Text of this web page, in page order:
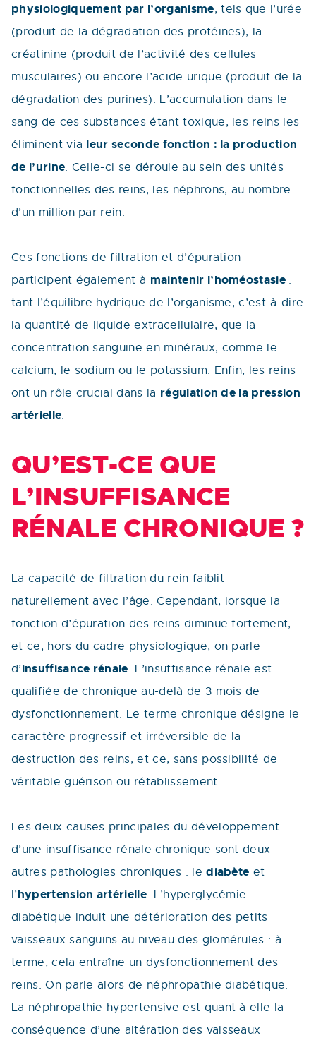
physiologiquement par l’organisme, tels que l’urée
(produit de la dégradation des protéines), la
créatinine (produit de l’activité des cellules
musculaires) ou encore l’acide urique (produit de la
dégradation des purines). L’accumulation dans le
sang de ces substances étant toxique, les reins les
éliminent via leur seconde fonction : la production
de l’urine. Celle-ci se déroule au sein des unités
fonctionnelles des reins, les néphrons, au nombre
d’un million par rein.
Ces fonctions de filtration et d’épuration
participent également à maintenir l’homéostasie :
tant l’équilibre hydrique de l’organisme, c’est-à-dire
la quantité de liquide extracellulaire, que la
concentration sanguine en minéraux, comme le
calcium, le sodium ou le potassium. Enfin, les reins
ont un rôle crucial dans la régulation de la pression
artérielle.
QU’EST-CE QUE
L’INSUFFISANCE
RÉNALE CHRONIQUE ?
La capacité de filtration du rein faiblit
naturellement avec l’âge. Cependant, lorsque la
fonction d’épuration des reins diminue fortement,
et ce, hors du cadre physiologique, on parle
d’insuffisance rénale. L’insuffisance rénale est
qualifiée de chronique au-delà de 3 mois de
dysfonctionnement. Le terme chronique désigne le
caractère progressif et irréversible de la
destruction des reins, et ce, sans possibilité de
véritable guérison ou rétablissement.
Les deux causes principales du développement
d’une insuffisance rénale chronique sont deux
autres pathologies chroniques : lediabète et
l’hypertension artérielle. L’hyperglycémie
diabétique induit une détérioration des petits
vaisseaux sanguins au niveau des glomérules : à
terme, cela entraîne un dysfonctionnement des
reins. On parle alors de néphropathie diabétique.
La néphropathie hypertensive est quant à elle la
conséquence d’une altération des vaisseaux